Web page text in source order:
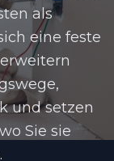
als
eine feste
und setzen
Sie sie